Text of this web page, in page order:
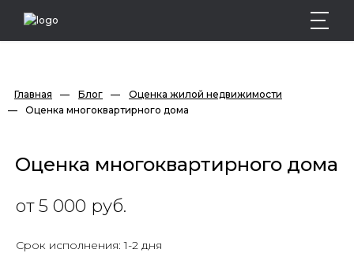
Главная — Блог —
Оценка жилой недвижимости
—
Оценка многоквартирного дома
Оценка многоквартирного дома
от 5 000 руб.
Срок исполнения: 1-2 дня